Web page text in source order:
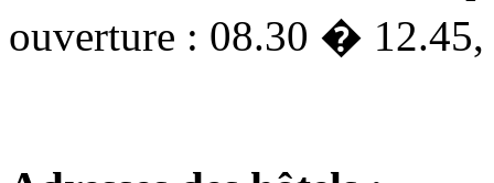
ouverture : 08.30 �